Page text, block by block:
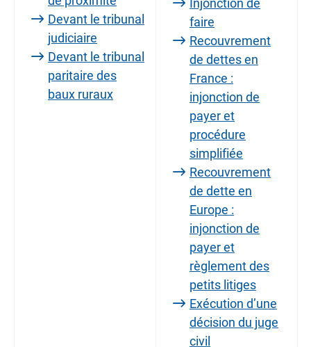
Devant le tribunal
judiciaire
Devant le tribunal
paritaire des
baux ruraux
Injonction de
faire
Recouvrement
de dettes en
France :
injonction de
payer et
procédure
simplifiée
Recouvrement
de dette en
Europe :
injonction de
payer et
règlement des
petits litiges
Exécution d’une
décision du juge
civil